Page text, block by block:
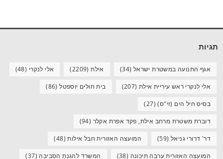
תגיות
אגף התנועה במשטרת ישראל (34) אילת(2209) אלי לנקרי (48)
אלי לנקרי ראש עיריית אילת (207) בית חולים יוספטל(86)
בסיס חיל הים (זי"ס)(27)
דוברת משטרת מרחב אילת, פקד אפרת אקלר (94)
דר' דרורי גניאל (59) המועצה האזורית חבל אילות(48)
המועצה האזורית ערבה תיכונה (38) המשרד להגנת הסביבה (37)